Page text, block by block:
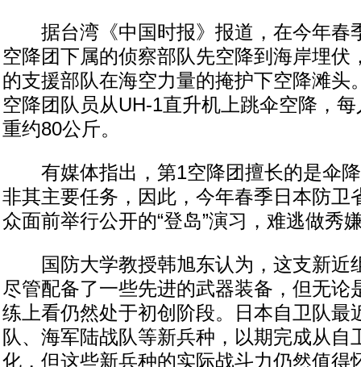
据台湾《中国时报》报道，在今年春
空降团下属的侦察部队先空降到海岸埋伏
的支援部队在海空力量的掩护下空降滩头
空降团队员从UH-1直升机上跳伞空降，
重约80公斤。
有媒体指出，第1空降团擅长的是伞降
非其主要任务，因此，今年春季日本防卫
众面前举行公开的“登岛”演习，难逃做秀
国防大学教授韩旭东认为，这支新近
尽管配备了一些先进的武器装备，但无论
练上看仍然处于初创阶段。日本自卫队最
队、海军陆战队等新兵种，以期完成从自
化，但这些新兵种的实际战斗力仍然值得